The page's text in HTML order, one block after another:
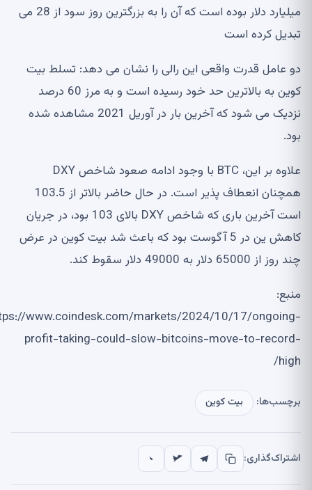
میلیارد دلار بوده است که آن را به بزرگترین روز سود از 28 می
کرده است
عامل قدرت واقعی این رالی را نشان می دهد: تسلط بیت
کوین به بالاترین حد خود رسیده است و به مرز 60 درصد
نزدیک می شود که آخرین بار در آوریل 2021 مشاهده شده
علاوه بر این، BTC با وجود ادامه صعود شاخص DXY
همچنان انعطاف پذیر است. در حال حاضر بالاتر از 103.5
است آخرین باری که شاخص DXY بالای 103 بود، در جریان
کاهش ین در 5 آگوست بود که باعث شد بیت کوین در عرض
از 65000 دلار به 49000 دلار سقوط کند.
https://www.coindesk.com/markets/2024/10/17/
profit-taking-could-slow-bitcoins-move-to-
بیت کوین